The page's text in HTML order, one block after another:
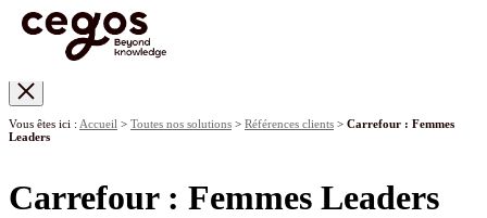
Vous êtes ici : Accueil > Toutes nos solutions > Références clients > Carrefour : Femmes
Leaders
Carrefour : Femmes Leaders